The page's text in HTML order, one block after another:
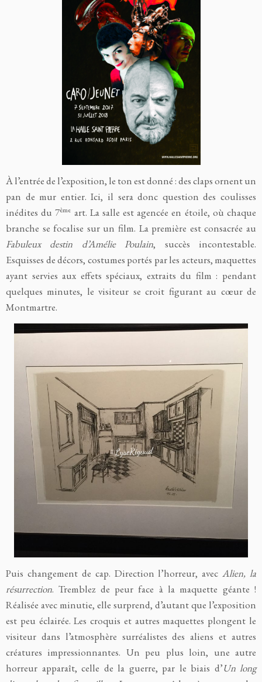
À l’entrée de l’exposition, le ton est donné : des claps ornent un
pan de mur entier. Ici, il sera donc question des coulisses
inédites du 7ème art. La salle est agencée en étoile, où chaque
branche se focalise sur un film. La première est consacrée au
Fabuleux destin d’Amélie Poulain, succès incontestable.
Esquisses de décors, costumes portés par les acteurs, maquettes
ayant servies aux effets spéciaux, extraits du film : pendant
quelques minutes, le visiteur se croit figurant au cœur de
Montmartre.
Puis changement de cap. Direction l’horreur, avecAlien, la
résurrection. Tremblez de peur face à la maquette géante !
Réalisée avec minutie, elle surprend, d’autant que l’exposition
est peu éclairée. Les croquis et autres maquettes plongent le
visiteur dans l’atmosphère surréalistes des aliens et autres
créatures impressionnantes. Un peu plus loin, une autre
horreur apparaît, celle de la guerre, par le biais d’Un long